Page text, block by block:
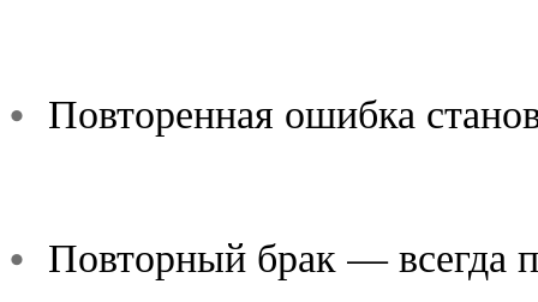
• Повторенная ошибка
• Повторный брак — всегда